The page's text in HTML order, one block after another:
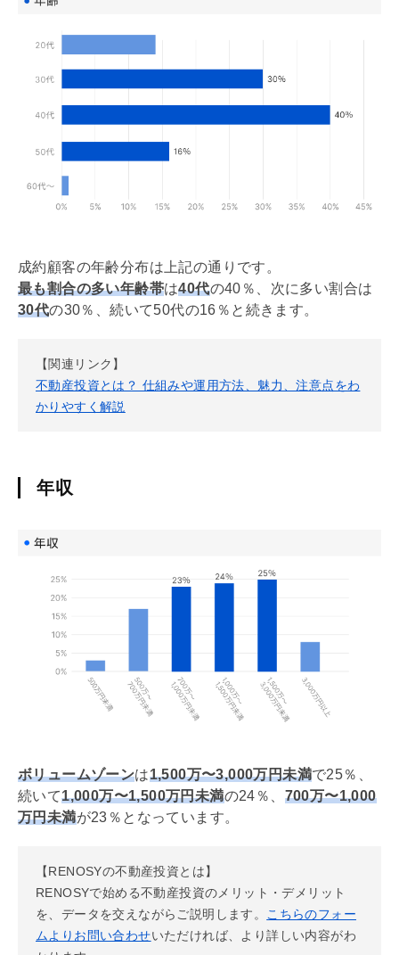
成約顧客の年齢分布は上記の通りです。
最も割合の多い年齢帯は40代の40％、次に多い割合は
30代の30％、続いて50代の16％と続きます。
【関連リンク】
不動産投資とは？ 仕組みや運用方法、魅力、注意点をわ
かりやすく解説
年収
ボリュームゾーンは1,500万〜3,000万円未満で25％、
続いて1,000万〜1,500万円未満の24％、 700万〜1,000
万円未満が23％となっています。
【RENOSYの不動産投資とは】
RENOSYで始める不動産投資のメリット・デメリット
を、データを交えながらご説明します。 こちらのフォー
ムよりお問い合わせいただければ、より詳しい内容がわ